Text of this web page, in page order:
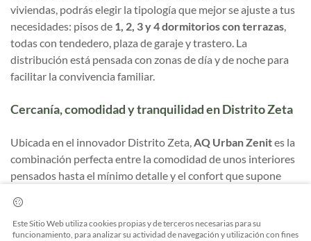
viviendas, podrás elegir la tipología que mejor se ajuste a tus
necesidades: pisos de 1, 2, 3 y 4 dormitorios con terrazas,
todas con tendedero, plaza de garaje y trastero. La
distribución está pensada con zonas de día y de noche para
facilitar la convivencia familiar.
Cercanía, comodidad y tranquilidad en Distrito Zeta
Ubicada en el innovador Distrito Zeta,AQ Urban Zenites la
combinación perfecta entre la comodidad de unos interiores
pensados hasta el mínimo detalle y el confort que supone
tecnología y un diseño ecosostenible. Distrito Zeta se
encuentra en una ubicación estratégica al oeste de Málaga,
Este Sitio Web utiliza cookies propias y de terceros necesarias para su
funcionamiento, para analizar su actividad de navegación y utilización con fines